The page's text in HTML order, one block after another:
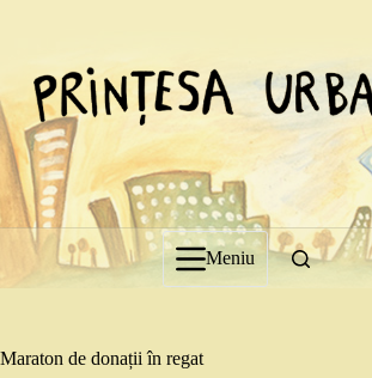
Meniu
Maraton de donații în regat